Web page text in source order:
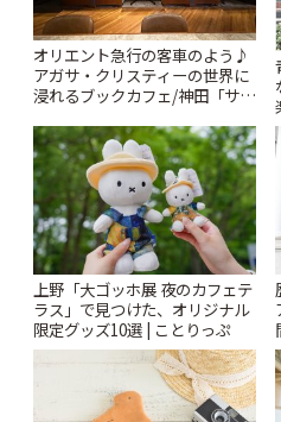
オリエント急行の客車のよう♪
アガサ・クリスティーの世界に
浸れるブックカフェ/神田「サロ
上野「大ゴッホ展 夜のカフェテ
ラス」で見つけた、オリジナル
限定グッズ10選 | ことりっぷ